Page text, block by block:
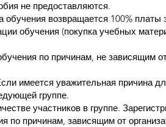
не предоставляются.
обучения возвращается 100% платы
обучения (покупка учебных
по причинам, не зависящим
имеется уважительная причина
группе.
участников в группе.
причинам, зависящим от